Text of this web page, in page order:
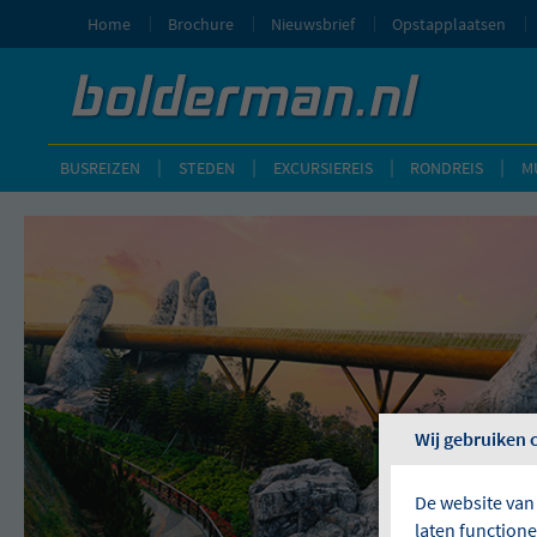
BUSREIZEN STEDEN EXCURSIEREIS RONDREIS
Home Brochure Nieuwsbrief Opstapplaatsen
Wij gebruiken
De website
laten